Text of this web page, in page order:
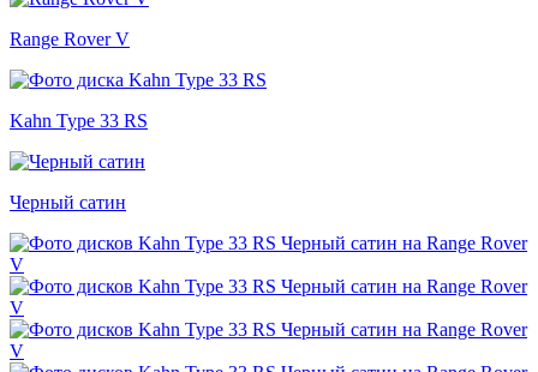
Range Rover V
Kahn Type 33 RS
Черный сатин